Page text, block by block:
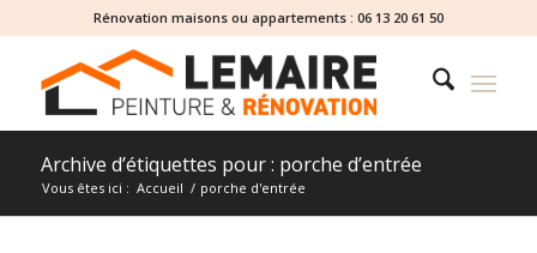
Rénovation maisons ou appartements : 06 13 20 61 50
Archive d’étiquettes pour : porche d’entrée
Vous êtes ici : Accueil / porche d'entrée